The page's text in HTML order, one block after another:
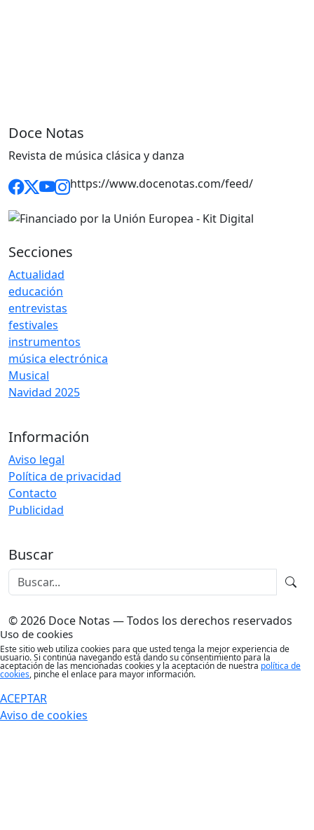
Doce Notas
Revista de música clásica y danza
https://www.docenotas.com/feed/
Secciones
Actualidad
educación
entrevistas
festivales
instrumentos
música electrónica
Musical
Navidad 2025
Información
Aviso legal
Política de privacidad
Contacto
Publicidad
Buscar
© 2026 Doce Notas — Todos los derechos reservados
Uso de cookies
Este sitio web utiliza cookies para que usted tenga la mejor experiencia de
usuario. Si continúa navegando está dando su consentimiento para la
aceptación de las mencionadas cookies y la aceptación de nuestra política de
cookies, pinche el enlace para mayor información.
ACEPTAR
Aviso de cookies